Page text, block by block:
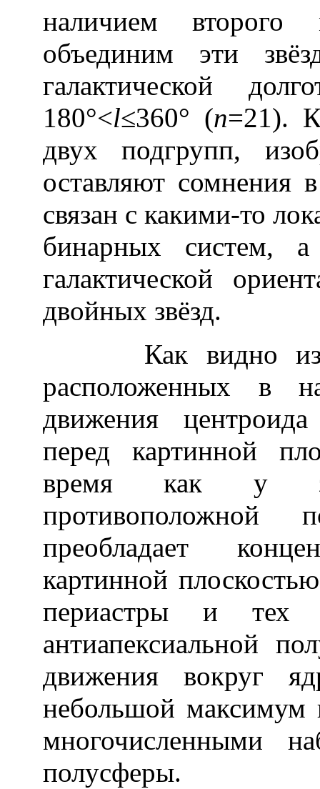
наличием
объединим эти
галактической
180°<l≤360° (n=21).
двух подгрупп,
оставляют сомнения
связан с какими-то
бинарных систем, а
галактической
двойных звёзд.
Как видно из
расположенных в
движения
перед картинной
время как у
преобладает
картинной
периастры и тех
антиапексиальной
движения вокруг
небольшой максимум
многочисленными
полусферы.